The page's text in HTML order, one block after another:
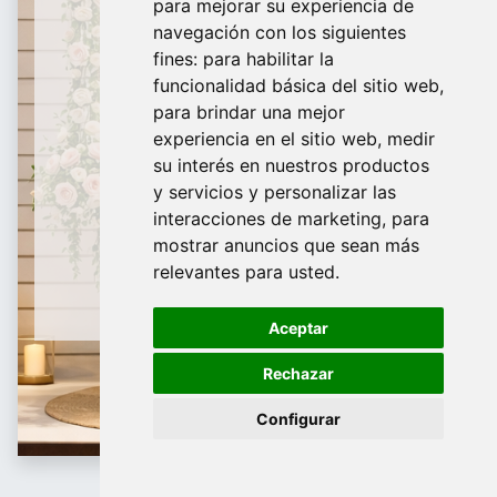
para mejorar su experiencia de
navegación con los siguientes
fines: para habilitar la
funcionalidad básica del sitio web,
para brindar una mejor
experiencia en el sitio web, medir
su interés en nuestros productos
y servicios y personalizar las
interacciones de marketing, para
mostrar anuncios que sean más
relevantes para usted.
Aceptar
Rechazar
Configurar
De Domingo a Viernes
¿Te ayudamos?
688 097 373
​ info@tridecor.net
Contáctanos